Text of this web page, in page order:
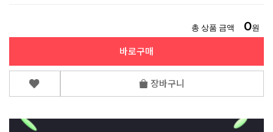
총 상품 금액 0원
바로구매
장바구니